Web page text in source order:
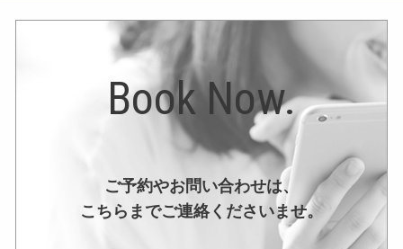
Book Now.
ご予約やお問い合わせは、
こちらまでご連絡くださいませ。